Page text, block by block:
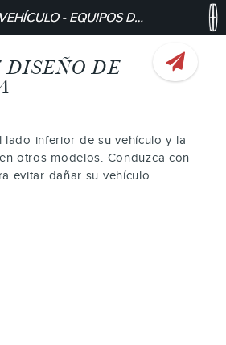
CUIDADO DEL VEHÍCULO - EQUIPOS DE DISEÑO DE CARROCERÍA
DISEÑO DE
lado inferior de su vehículo y la
otros modelos. Conduzca con
evitar dañar su vehículo.